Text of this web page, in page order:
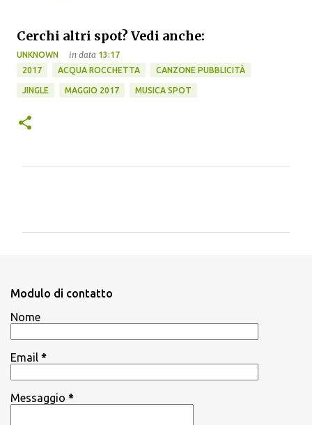
Cerchi altri spot? Vedi anche:
UNKNOWN in data 13:17
2017
ACQUA ROCCHETTA CANZONE PUBBLICITÀ
JINGLE MAGGIO 2017 MUSICA SPOT
i
Modulo di contatto
Nome
Email *
Messaggio *